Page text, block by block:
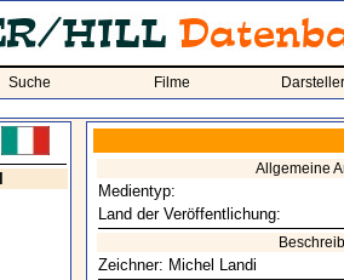
Suche Filme Darsteller
Allgemeine
Medientyp:
Land der Veröffentlichung:
Zeichner: Michel Landi